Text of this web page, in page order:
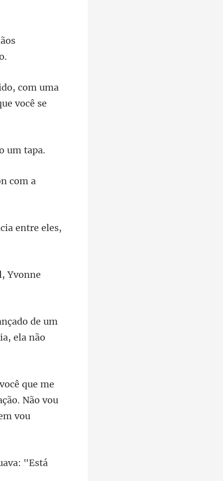
com uma
com
ent
Yvonne
um
Não vou
"Está